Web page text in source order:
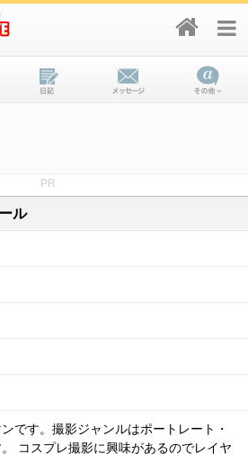
PR
ル
です。撮影ジャンルはポートレート・
コスプレ撮影に興味があるのでレイヤ